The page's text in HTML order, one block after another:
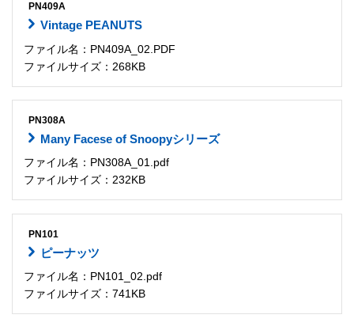
PN409A
Vintage PEANUTS
ファイル名：PN409A_02.PDF
ファイルサイズ：268KB
PN308A
Many Facese of Snoopyシリーズ
ファイル名：PN308A_01.pdf
ファイルサイズ：232KB
PN101
ピーナッツ
ファイル名：PN101_02.pdf
ファイルサイズ：741KB